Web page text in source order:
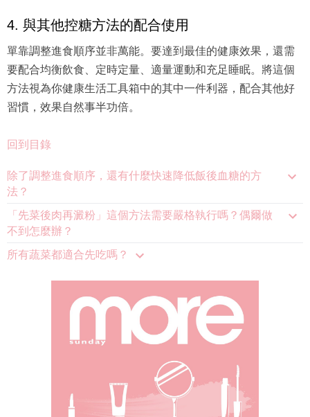
4. 與其他控糖方法的配合使用
單靠調整進食順序並非萬能。要達到最佳的健康效果，還需
要配合均衡飲食、定時定量、適量運動和充足睡眠。將這個
方法視為你健康生活工具箱中的其中一件利器，配合其他好
習慣，效果自然事半功倍。
回到目錄
除了調整進食順序，還有什麼快速降低飯後血糖的方
法？
「先菜後肉再澱粉」這個方法需要嚴格執行嗎？偶爾做
不到怎麼辦？
所有蔬菜都適合先吃嗎？